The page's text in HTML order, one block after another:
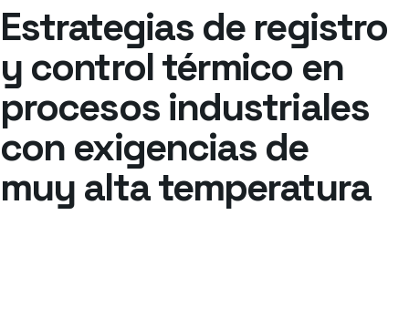
Estrategias de registro
y control térmico en
procesos industriales
con exigencias de
muy alta temperatura